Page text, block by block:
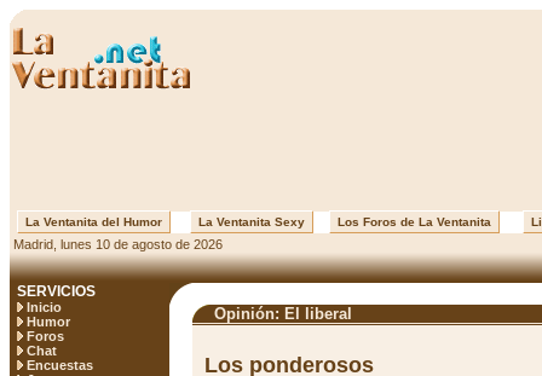
La Ventanita del Humor La Ventanita Sexy Los Foros de La Ventanita
Madrid, lunes 10 de agosto de 2026
SERVICIOS
Inicio
Humor
Foros
Chat
Encuestas
Opinión: El liberal
Los ponderosos